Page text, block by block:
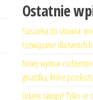
Ostatnie
Suszarka do obuwia:
rozwiązanie dla twoich
Nowy wymiar
gniazdka, które
Udane zakupy? Tylko